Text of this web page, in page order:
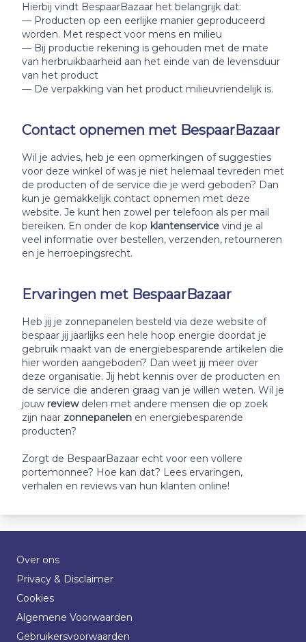
Hierbij vindt BespaarBazaar het belangrijk dat:
— Producten op een eerlijke manier geproduceerd
worden. Met respect voor mens en milieu
— Bij productie rekening is gehouden met de mate
van herbruikbaarheid aan het einde van de levensduur
van het product
— De verpakking van het product milieuvriendelijk is.
Contact opnemen met BespaarBazaar
Wil je advies, heb je een opmerkingen of suggesties
voor deze winkel of was je niet helemaal tevreden met
de producten of de service die je werd geboden? Dan
kun je gemakkelijk contact opnemen met deze
website. Je kunt hen zowel per telefoon als per mail
bereiken. En onder de kop klantenservice vind je al
veel informatie over bestellen, verzenden, retourneren
en je herroepingsrecht.
Ervaringen met BespaarBazaar
Heb jij je zonnepanelen besteld via deze website of
bespaar jij jaarlijks een hele hoop energie doordat je
gebruik maakt van de energiebesparende artikelen die
hier worden aangeboden? Dan weet jij meer over
deze organisatie. Jij hebt kennis over de producten en
de service die anderen graag van je willen weten. Wil je
jouw review delen met andere mensen die op zoek
zijn naar zonnepanelen en energiebesparende
producten?
Zorgt de BespaarBazaar echt voor een vollere
portemonnee? Hoe kan dat? Lees ervaringen,
verhalen en reviews van hun klanten online!
Over ons
Privacy & Disclaimer
Cookies
Algemene Voorwaarden
Gebruikersvoorwaarden